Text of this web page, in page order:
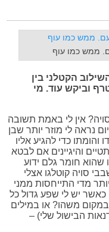
ממש כמו עוף
הקטלני בין
וביקש עוד. מי
אין לי באמת תשובה
נראה לי מוזר יותר שבן
והומתו כדי להגיע אליו
והיגיינים אם לבטא
חומר גלם ידוע
סויה קוטלגו אצלי
מדי התייחסות ממני
כאשר יש לי שפע גדול כל
משהו? או במילים
הבישול שלי) –